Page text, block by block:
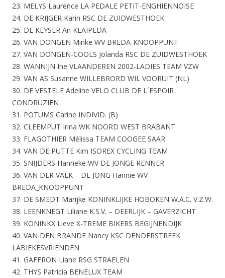
23. MELYS Laurence LA PEDALE PETIT-ENGHIENNOISE
24. DE KRIJGER Karin RSC DE ZUIDWESTHOEK
25. DE KEYSER An KLAIPEDA
26. VAN DONGEN Minke WV BREDA-KNOOPPUNT
27. VAN DONGEN-COOLS Jolanda RSC DE ZUIDWESTHOEK
28. WANNIJN Ine VLAANDEREN 2002-LADIES TEAM VZW
29. VAN AS Susanne WILLEBRORD WIL VOORUIT (NL)
30. DE VESTELE Adeline VELO CLUB DE L´ESPOIR
CONDRUZIEN
31. POTUMS Carine INDIVID. (B)
32. CLEEMPUT Irina WK NOORD WEST BRABANT
33. FLAGOTHIER Mélissa TEAM COOGEE SAAR
34. VAN DE PUTTE Kim ISOREX CYCLING TEAM
35. SNIJDERS Hanneke WV DE JONGE RENNER
36. VAN DER VALK – DE JONG Hannie WV
BREDA_KNOOPPUNT
37. DE SMEDT Marijke KONINKLIJKE HOBOKEN W.A.C. V.Z.W.
38. LEENKNEGT Liliane K.S.V. – DEERLIJK – GAVERZICHT
39. KONINKX Lieve X-TREME BIKERS BEGIJNENDIJK
40. VAN DEN BRANDE Nancy KSC DENDERSTREEK
LABIEKESVRIENDEN
41. GAFFRON Liane RSG STRAELEN
42. THYS Patricia BENELUX TEAM